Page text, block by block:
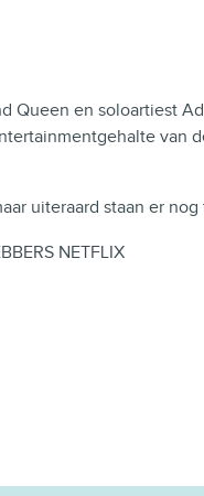
Queen en soloartiest
van
uiteraard staan er